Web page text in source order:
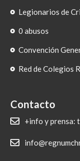
Legionarios de
0 abusos
Convención
Red de Colegios
Contacto
+info y prensa: